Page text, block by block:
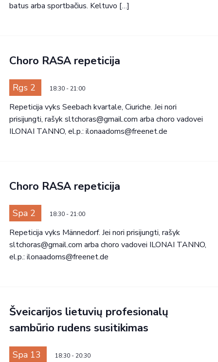
batus arba sportbačius. Keltuvo […]
Choro RASA repeticija
Rgs 2 18:30- 21:00
Repeticija vyks Seebach kvartale, Ciuriche. Jei nori
prisijungti, rašyk sltchoras@gmail.com arba choro vadovei
ILONAI TANNO, el.p.: ilonaadoms@freenet.de
Choro RASA repeticija
Spa 2 18:30- 21:00
Repeticija vyks Männedorf. Jei nori prisijungti, rašyk
sltchoras@gmail.com arba choro vadovei ILONAI TANNO,
el.p.: ilonaadoms@freenet.de
Šveicarijos lietuvių profesionalų
sambūrio rudens susitikimas
Spa 13 18:30- 20:30